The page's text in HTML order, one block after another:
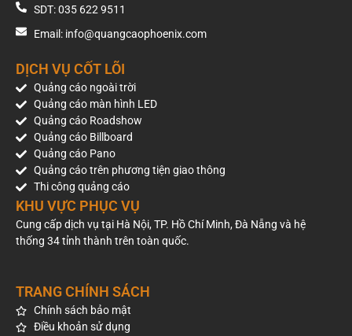
SDT: 035 622 9511
Email: info@quangcaophoenix.com
DỊCH VỤ CỐT LÕI
Quảng cáo ngoài trời
Quảng cáo màn hình LED
Quảng cáo Roadshow
Quảng cáo Billboard
Quảng cáo Pano
Quảng cáo trên phương tiện giao thông
Thi công quảng cáo
KHU VỰC PHỤC VỤ
Cung cấp dịch vụ tại Hà Nội, TP. Hồ Chí Minh, Đà Nẵng và hệ
thống 34 tỉnh thành trên toàn quốc.
TRANG CHÍNH SÁCH
Chính sách bảo mật
Điều khoản sử dụng